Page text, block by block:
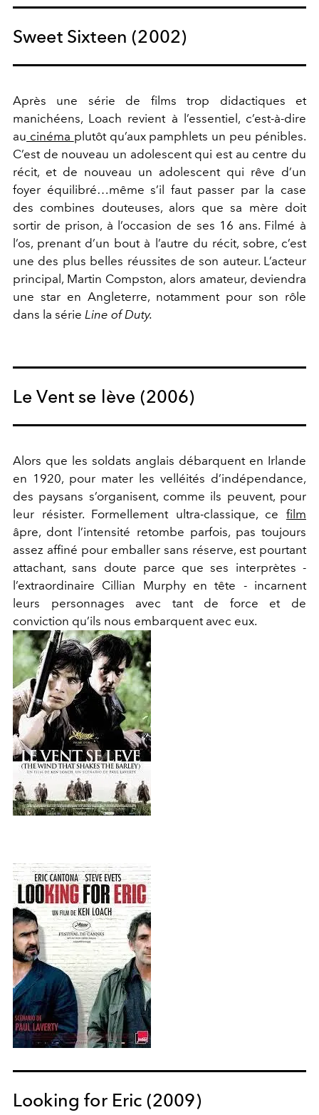
Sweet Sixteen (2002)
Après une série de films trop didactiques et
manichéens, Loach revient à l’essentiel, c’est-à-dire
au cinéma plutôt qu’aux pamphlets un peu pénibles.
C’est de nouveau un adolescent qui est au centre du
récit, et de nouveau un adolescent qui rêve d’un
foyer équilibré…même s’il faut passer par la case
des combines douteuses, alors que sa mère doit
sortir de prison, à l’occasion de ses 16 ans. Filmé à
l’os, prenant d’un bout à l’autre du récit, sobre, c’est
une des plus belles réussites de son auteur. L’acteur
principal, Martin Compston, alors amateur, deviendra
une star en Angleterre, notamment pour son rôle
dans la série Line of Duty.
Le Vent se lève (2006)
Alors que les soldats anglais débarquent en Irlande
en 1920, pour mater les velléités d’indépendance,
des paysans s’organisent, comme ils peuvent, pour
leur résister. Formellement ultra-classique, ce film
âpre, dont l’intensité retombe parfois, pas toujours
assez affiné pour emballer sans réserve, est pourtant
attachant, sans doute parce que ses interprètes -
l’extraordinaire Cillian Murphy en tête - incarnent
leurs personnages avec tant de force et de
conviction qu’ils nous embarquent avec eux.
Looking for Eric (2009)